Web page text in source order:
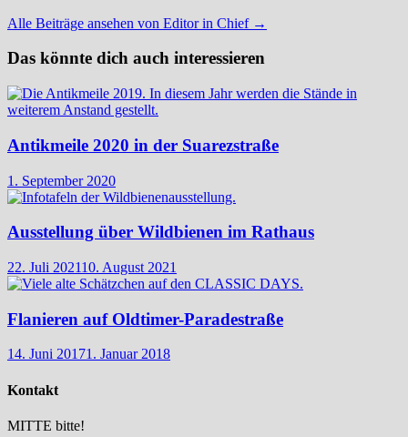
Alle Beiträge ansehen von Editor in Chief →
Das könnte dich auch interessieren
Antikmeile 2020 in der Suarezstraße
1. September 2020
Ausstellung über Wildbienen im Rathaus
22. Juli 202110. August 2021
Flanieren auf Oldtimer-Paradestraße
14. Juni 20171. Januar 2018
Kontakt
MITTE bitte!